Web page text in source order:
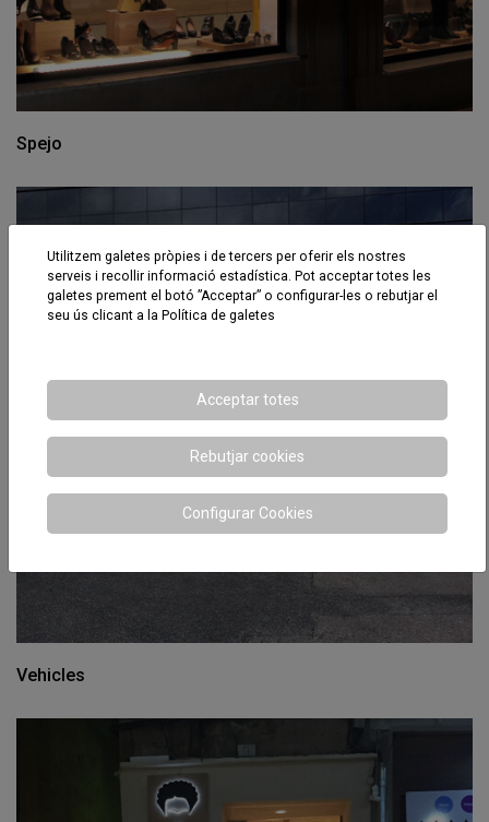
Spejo
Vehicles
Utilitzem galetes pròpies i de tercers per oferir els nostres
serveis i recollir informació estadística. Pot acceptar totes les
galetes prement el botó ”Acceptar” o configurar-les o rebutjar el
seu ús clicant a la Política de galetes
Acceptar totes
Rebutjar cookies
Configurar Cookies